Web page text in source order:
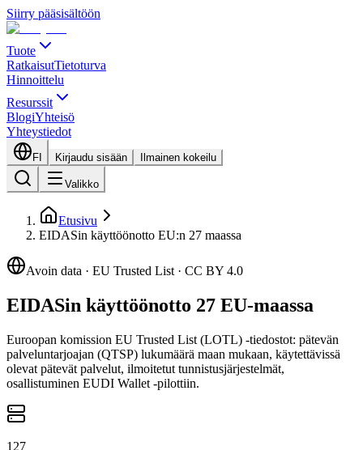
Siirry pääsisältöön
Tuote
RatkaisutTietoturva
Hinnoittelu
Resurssit
BlogiYhteisö
Yhteystiedot
FI Kirjaudu sisään Ilmainen kokeilu
Valikko
Etusivu
EIDASin käyttöönotto EU:n 27 maassa
Avoin data · EU Trusted List · CC BY 4.0
EIDASin käyttöönotto 27 EU-maassa
Euroopan komission EU Trusted List (LOTL) -tiedostot: pätevän
palveluntarjoajan (QTSP) lukumäärä maan mukaan, käytettävissä
olevat pätevät palvelut, ilmoitetut tunnistusjärjestelmät,
osallistuminen EUDI Wallet -pilottiin.
127